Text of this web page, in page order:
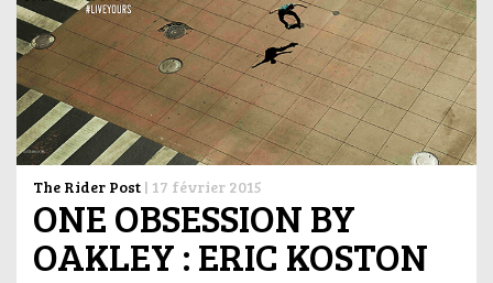
The Rider Post | 17 février 2015
ONE OBSESSION BY
OAKLEY : ERIC KOSTON